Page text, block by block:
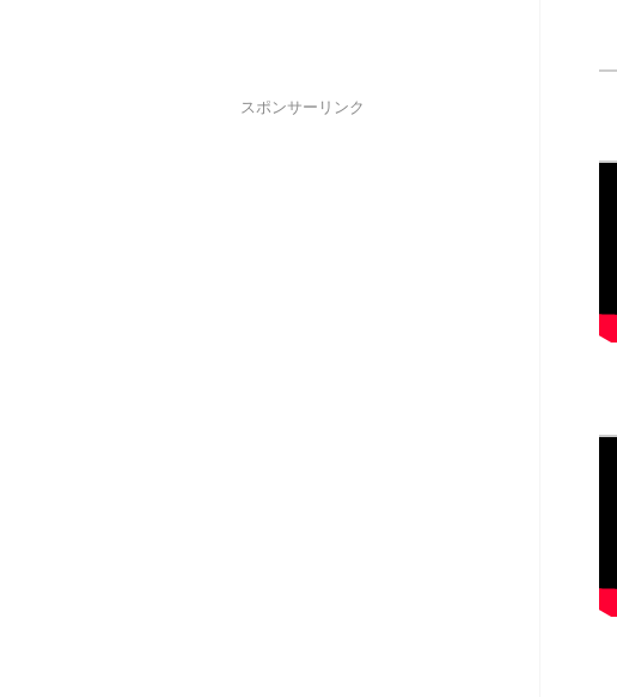
スポンサーリンク